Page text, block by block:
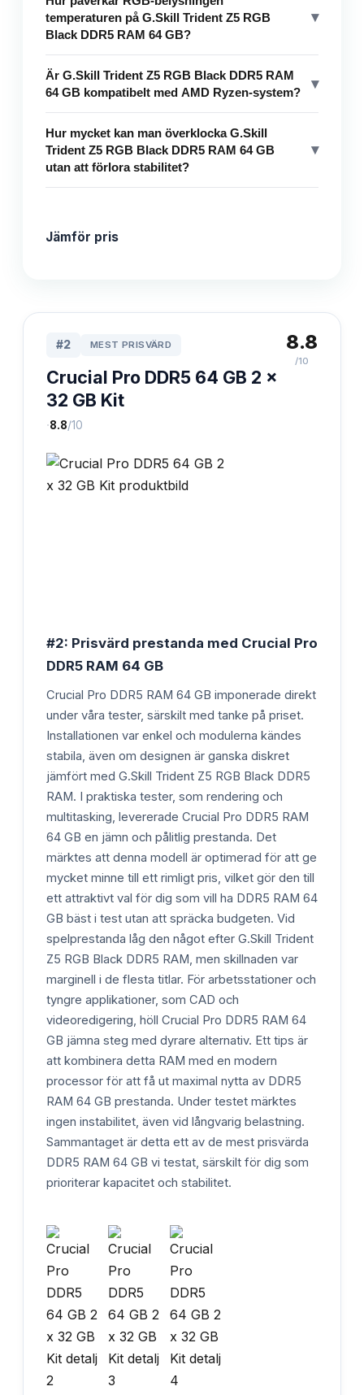
temperaturen på G.Skill Trident Z5 RGB
Black DDR5 RAM 64 GB?
▾
Är G.Skill Trident Z5 RGB Black DDR5 RAM
64 GB kompatibelt med AMD Ryzen-system?
▾
Hur mycket kan man överklocka G.Skill
Trident Z5 RGB Black DDR5 RAM 64 GB
utan att förlora stabilitet?
▾
Jämför pris
#2 MEST PRISVÄRD
Crucial Pro DDR5 64 GB 2 x
32 GB Kit
·8.8/10
8.8
/10
#2: Prisvärd prestanda med Crucial Pro
DDR5 RAM 64 GB
Crucial Pro DDR5 RAM 64 GB imponerade direkt
under våra tester, särskilt med tanke på priset.
Installationen var enkel och modulerna kändes
stabila, även om designen är ganska diskret
jämfört med G.Skill Trident Z5 RGB Black DDR5
RAM. I praktiska tester, som rendering och
multitasking, levererade Crucial Pro DDR5 RAM
64 GB en jämn och pålitlig prestanda. Det
märktes att denna modell är optimerad för att ge
mycket minne till ett rimligt pris, vilket gör den till
ett attraktivt val för dig som vill ha DDR5 RAM 64
GB bäst i test utan att spräcka budgeten. Vid
spelprestanda låg den något efter G.Skill Trident
Z5 RGB Black DDR5 RAM, men skillnaden var
marginell i de flesta titlar. För arbetsstationer och
tyngre applikationer, som CAD och
videoredigering, höll Crucial Pro DDR5 RAM 64
GB jämna steg med dyrare alternativ. Ett tips är
att kombinera detta RAM med en modern
processor för att få ut maximal nytta av DDR5
RAM 64 GB prestanda. Under testet märktes
ingen instabilitet, även vid långvarig belastning.
Sammantaget är detta ett av de mest prisvärda
DDR5 RAM 64 GB vi testat, särskilt för dig som
prioriterar kapacitet och stabilitet.